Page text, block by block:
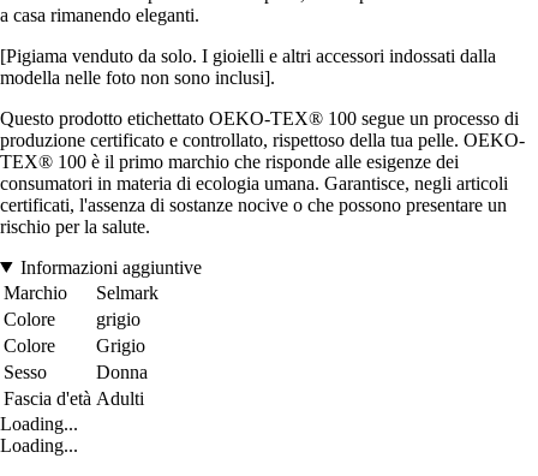
a casa rimanendo eleganti.
[Pigiama venduto da solo. I gioielli e altri accessori indossati dalla
modella nelle foto non sono inclusi].
Questo prodotto etichettato OEKO-TEX® 100 segue un processo di
produzione certificato e controllato, rispettoso della tua pelle. OEKO-
TEX® 100 è il primo marchio che risponde alle esigenze dei
consumatori in materia di ecologia umana. Garantisce, negli articoli
certificati, l'assenza di sostanze nocive o che possono presentare un
rischio per la salute.
Informazioni aggiuntive
Marchio
Selmark
Colore
grigio
Colore
Grigio
Sesso
Donna
Fascia d'età Adulti
Loading...
Loading...